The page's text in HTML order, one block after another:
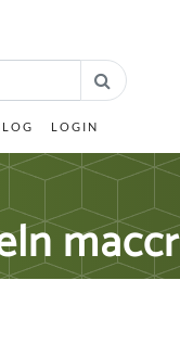
LOGIN